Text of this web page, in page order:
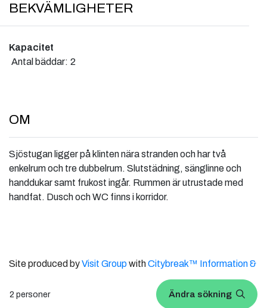
BEKVÄMLIGHETER
Kapacitet
Antal bäddar: 2
OM
Sjöstugan ligger på klinten nära stranden och har två
enkelrum och tre dubbelrum. Slutstädning, sänglinne och
handdukar samt frukost ingår. Rummen är utrustade med
handfat. Dusch och WC finns i korridor.
2 personer Ändra sökning
Site produced byVisit GroupwithCitybreak™ Information &
WEBX CMS